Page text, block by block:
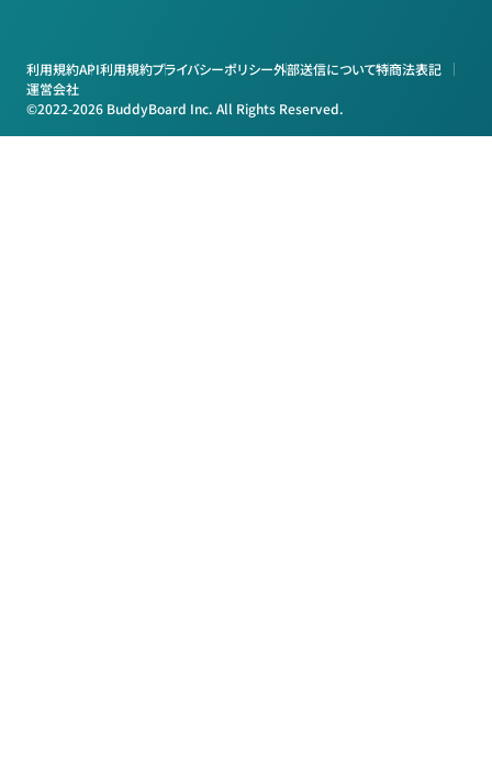
利用規約API利用規約プライバシーポリシー外部送信について特商法表記
運営会社
©2022-2026 BuddyBoard Inc. All Rights Reserved.